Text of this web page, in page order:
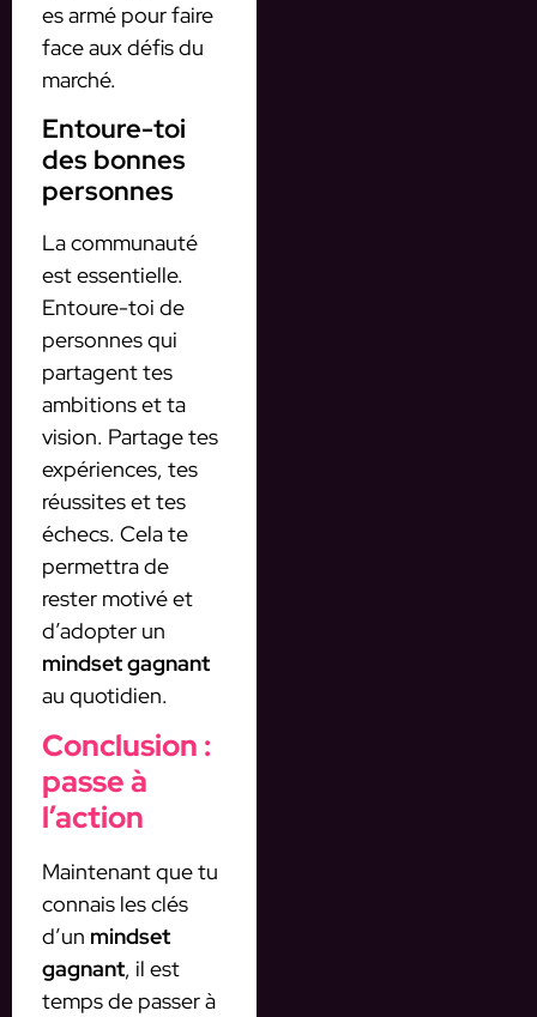
es armé pour faire
face aux défis du
marché.
Entoure-toi
des bonnes
personnes
La communauté
est essentielle.
Entoure-toi de
personnes qui
partagent tes
ambitions et ta
vision. Partage tes
expériences, tes
réussites et tes
échecs. Cela te
permettra de
rester motivé et
d’adopter un
mindset gagnant
au quotidien.
Conclusion :
passe à
l’action
Maintenant que tu
connais les clés
d’un mindset
gagnant, il est
temps de passer à